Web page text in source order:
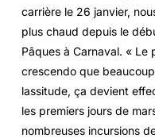
carrière le 26 janvier,
plus chaud depuis le
Pâques à Carnaval. « Le
crescendo que
lassitude, ça devient
les premiers jours de
nombreuses incursions